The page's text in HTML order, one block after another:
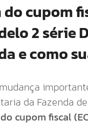
do cupom
2 série
e como
da Fazenda
cupom fiscal